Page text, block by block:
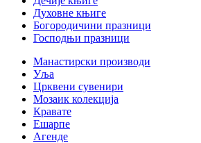
Духовне књиге
Богородичини празници
Господњи празници
Манастирски производи
Уља
Црквени сувенири
Мозаик колекција
Кравате
Ешарпе
Агенде